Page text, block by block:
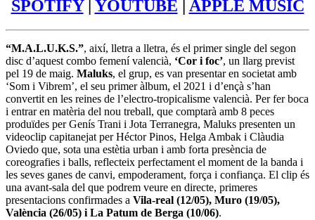
SPOTIFY| YOUTUBE APPLE MUSIC
“M.A.L.U.K.S.”, així, lletra a lletra, és el primer single del segon
disc d’aquest combo femení valencià, ‘Cor i foc’, un llarg previst
pel 19 de maig. Maluks, el grup, es van presentar en societat amb
‘Som i Vibrem’, el seu primer àlbum, el 2021 i d’ençà s’han
convertit en les reines de l’electro-tropicalisme valencià. Per fer boca
i entrar en matèria del nou treball, que comptarà amb 8 peces
produïdes per Genís Trani i Jota Terranegra, Maluks presenten un
videoclip capitanejat per Héctor Pinos, Helga Ambak i Clàudia
Oviedo que, sota una estètia urban i amb forta presència de
coreografies i balls, reflecteix perfectament el moment de la banda i
les seves ganes de canvi, empoderament, força i confiança. El clip és
una avant-sala del que podrem veure en directe, primeres
presentacions confirmades a Vila-real (12/05), Muro (19/05),
València (26/05) i La Patum de Berga (10/06).